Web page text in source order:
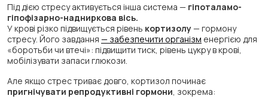
Під дією стресу активується інша система — гіпоталамо-
гіпофізарно-надниркова вісь.
У крові різко підвищується рівень кортизолу— гормону
стресу. Його завдання — забезпечити організм енергією для
«боротьби чи втечі»: підвищити тиск, рівень цукру в крові,
мобілізувати запаси глюкози.
Але якщо стрес триває довго, кортизол починає
пригнічувати репродуктивні гормони , зокрема: